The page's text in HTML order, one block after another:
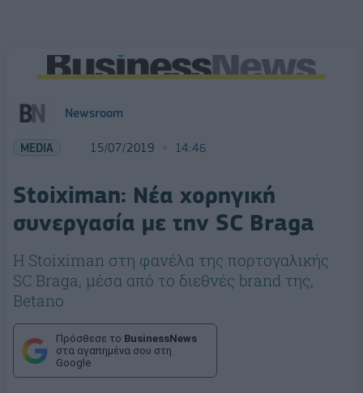
Newsroom
MEDIA 15/07/2019 14:46
Stoiximan: Νέα χορηγική
συνεργασία με την SC Βraga
Η Stoiximan στη φανέλα της πορτογαλικής
SC Βraga, μέσα από το διεθνές brand της,
Betano
Πρόσθεσε το BusinessNews
στα αγαπημένα σου στη
Google